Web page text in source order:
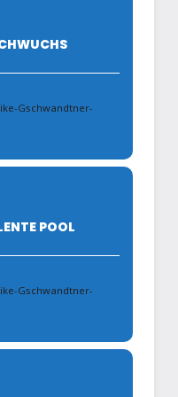
Gschwandtner-
POOL
Gschwandtner-